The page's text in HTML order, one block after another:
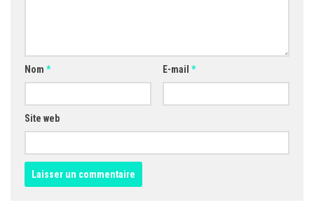
Nom * E-mail *
Site web